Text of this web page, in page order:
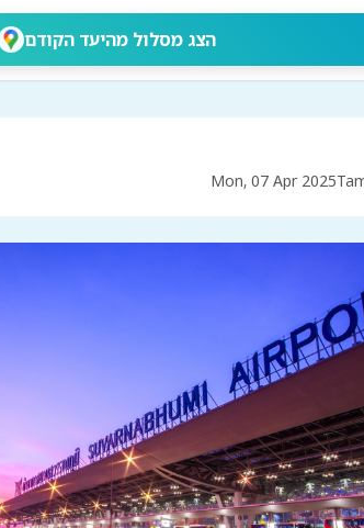
הצג מסלול מהיעד הקודם
Mon, 07 Apr 2025